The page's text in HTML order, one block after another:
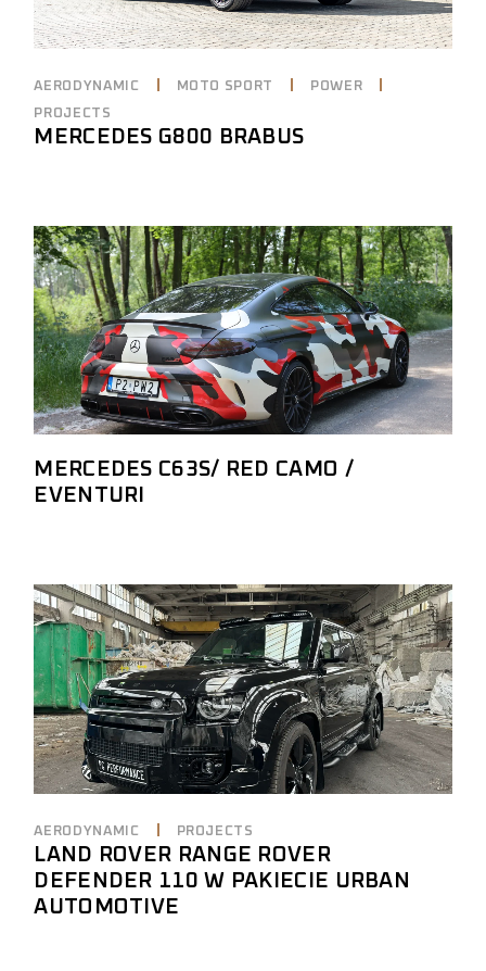
AERODYNAMIC MOTO SPORT
POWER
PROJECTS
MERCEDES G800 BRABUS
MERCEDES C63S/ RED CAMO /
EVENTURI
AERODYNAMIC PROJECTS
LAND ROVER RANGE ROVER
DEFENDER 110 W PAKIECIE URBAN
AUTOMOTIVE